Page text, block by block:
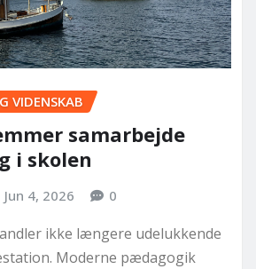
VIDENSKAB
samarbejde
i skolen
Jun 4, 2026 0
ikke længere udelukkende
Moderne pædagogik